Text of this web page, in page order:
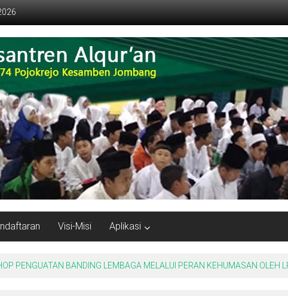
Visi-Misi Aplikasi
PENGUATAN BANDING LEMBAGA MELALUI PERAN KEHUMASAN OLEH